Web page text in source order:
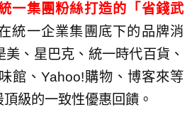
一集團粉絲打造的「省錢武
統一企業集團底下的品牌消
、星巴克、統一時代百貨、
館、Yahoo!購物、博客來等
級的一致性優惠回饋。